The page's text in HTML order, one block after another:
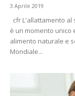
3 Aprile 2019
cfr L'allattamento al
è un momento
alimento naturale e
Mondiale...